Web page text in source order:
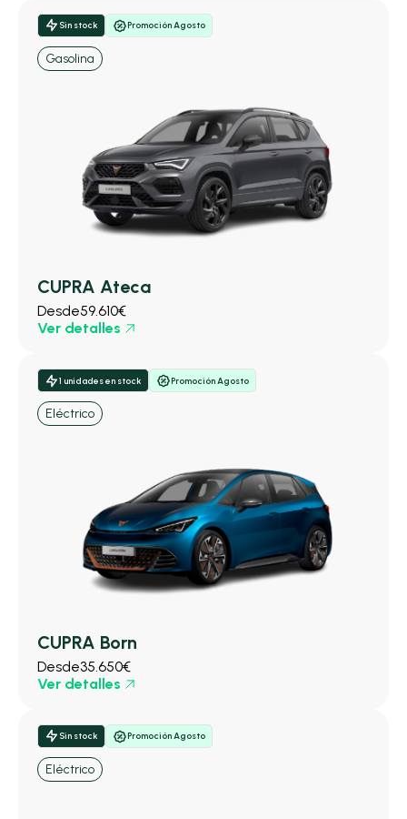
Sin stock Promoción Agosto
Gasolina
CUPRA Ateca
Desde59.610€
Ver detalles
1 unidades en stock Promoción Agosto
Eléctrico
CUPRA Born
Desde35.650€
Ver detalles
Sin stock Promoción Agosto
Eléctrico